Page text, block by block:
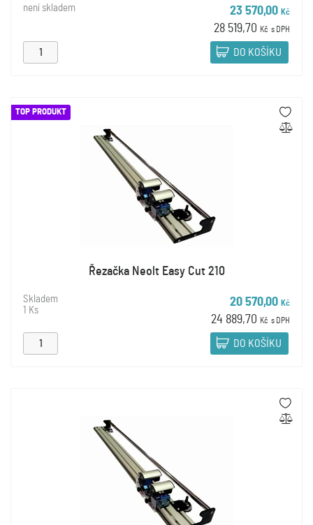
není skladem 23 570,00 Kč
28 519,70 Kč s DPH
DO KOŠÍKU
TOP PRODUKT
Řezačka Neolt Easy Cut 210
Skladem
1 Ks
20 570,00 Kč
24 889,70 Kč s DPH
DO KOŠÍKU